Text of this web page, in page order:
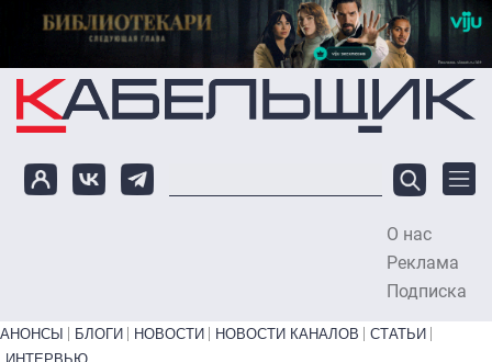
Перейти к основному содержанию
О нас
Реклама
Подписка
Primary links bottom
АНОНСЫ БЛОГИ НОВОСТИ НОВОСТИ КАНАЛОВ
СТАТЬИ